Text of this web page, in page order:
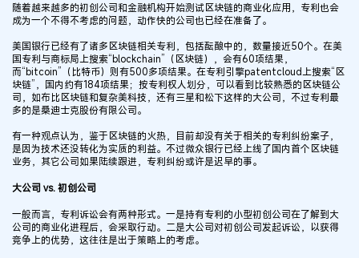
随着越来越多的初创公司和金融机构开始测试区块链的商业化应用，专利也会
成为一个不得不考虑的问题，动作快的公司也已经在准备了。
美国银行已经有了诸多区块链相关专利，包括酝酿中的，数量接近50个。在美
国专利与商标局上搜索“blockchain”（区块链），会有60项结果，
而“bitcoin”（比特币）则有500多项结果。在专利引擎patentcloud上搜索“区
块链”，国内约有184项结果；按专利权人划分，可以看到比较熟悉的区块链公
司，如布比区块链和复杂美科技，还有三星和松下这样的大公司，不过专利最
多的是桑迪士克股份有限公司。
有一种观点认为，鉴于区块链的火热，目前却没有关于相关的专利纠纷案子，
是因为技术还没转化为实质的利益。不过微众银行已经上线了国内首个区块链
业务，其它公司如果陆续跟进，专利纠纷或许是迟早的事。
大公司 vs. 初创公司
一般而言，专利诉讼会有两种形式。一是持有专利的小型初创公司在了解到大
公司的商业化进程后，会采取行动。二是大公司对初创公司发起诉讼，以获得
竞争上的优势，这往往是出于策略上的考虑。